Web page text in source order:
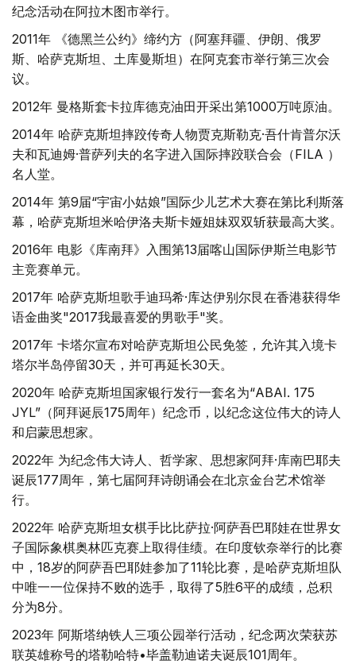
纪念活动在阿拉木图市举行。
2011年 《德黑兰公约》缔约方（阿塞拜疆、伊朗、俄罗
斯、哈萨克斯坦、土库曼斯坦）在阿克套市举行第三次会
议。
2012年 曼格斯套卡拉库德克油田开采出第1000万吨原油。
2014年 哈萨克斯坦摔跤传奇人物贾克斯勒克·吾什肯普尔沃
夫和瓦迪姆·普萨列夫的名字进入国际摔跤联合会（FILA ）
名人堂。
2014年 第9届“宇宙小姑娘”国际少儿艺术大赛在第比利斯落
幕，哈萨克斯坦米哈伊洛夫斯卡娅姐妹双双斩获最高大奖。
2016年 电影《库南拜》入围第13届喀山国际伊斯兰电影节
主竞赛单元。
2017年 哈萨克斯坦歌手迪玛希·库达伊别尔艮在香港获得华
语金曲奖"2017我最喜爱的男歌手"奖。
2017年 卡塔尔宣布对哈萨克斯坦公民免签，允许其入境卡
塔尔半岛停留30天，并可再延长30天。
2020年 哈萨克斯坦国家银行发行一套名为“ABAI. 175
JYL”（阿拜诞辰175周年）纪念币，以纪念这位伟大的诗人
和启蒙思想家。
2022年 为纪念伟大诗人、哲学家、思想家阿拜·库南巴耶夫
诞辰177周年，第七届阿拜诗朗诵会在北京金台艺术馆举
行。
2022年 哈萨克斯坦女棋手比比萨拉·阿萨吾巴耶娃在世界女
子国际象棋奥林匹克赛上取得佳绩。在印度钦奈举行的比赛
中，18岁的阿萨吾巴耶娃参加了11轮比赛，是哈萨克斯坦队
中唯一一位保持不败的选手，取得了5胜6平的成绩，总积
分为8分。
2023年 阿斯塔纳铁人三项公园举行活动，纪念两次荣获苏
联英雄称号的塔勒哈特•毕盖勒迪诺夫诞辰101周年。